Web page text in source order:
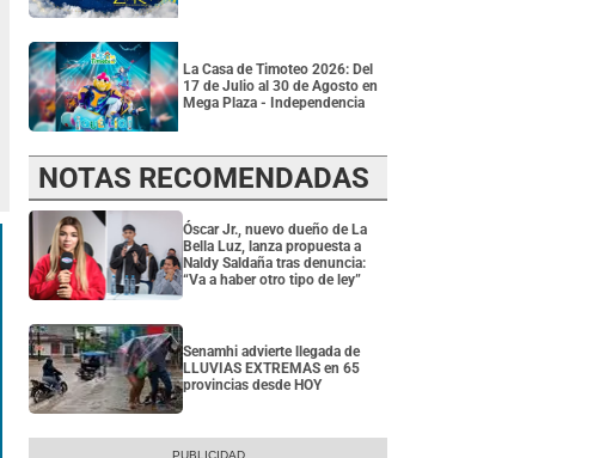
La Casa de Timoteo 2026: Del
17 de Julio al 30 de Agosto en
Mega Plaza - Independencia
NOTAS RECOMENDADAS
Óscar Jr., nuevo dueño de La
Bella Luz, lanza propuesta a
Naldy Saldaña tras denuncia:
“Va a haber otro tipo de ley”
Senamhi advierte llegada de
LLUVIAS EXTREMAS en 65
provincias desde HOY